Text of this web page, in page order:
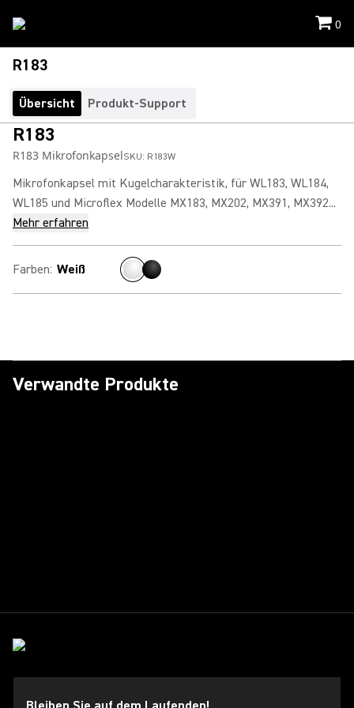
0
R183
Übersicht Produkt-Support
R183
R183 MikrofonkapselSKU: R183W
Mikrofonkapsel mit Kugelcharakteristik, für WL183, WL184,
WL185 und Microflex Modelle MX183, MX202, MX391, MX392...
Mehr erfahren
Farben: Weiß
Verwandte Produkte